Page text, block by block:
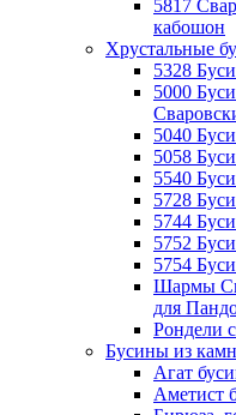
5817
кабошон
Хрустальные
5328
5000
5040
5058
5540
5728
5744
5752
5754
Шармы
для
Рондели
Бусины из
Агат
Аметист